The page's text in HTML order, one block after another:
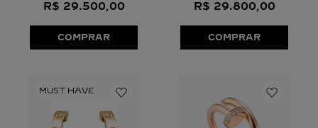
R$ 29.500,00
COMPRAR
R$ 29.800,00
COMPRAR